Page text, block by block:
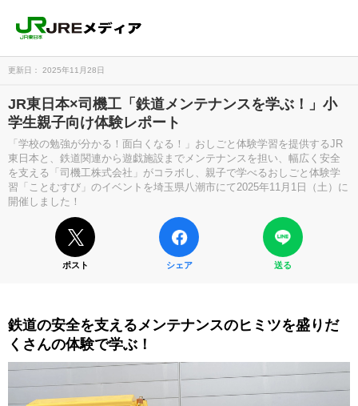
更新日： 2025年11月28日
JR東日本×司機工「鉄道メンテナンスを学ぶ！」小
学生親子向け体験レポート
「学校の勉強が分かる！面白くなる！」おしごと体験学習を提供するJR
東日本と、鉄道関連から遊戯施設までメンテナンスを担い、幅広く安全
を支える「司機工株式会社」がコラボし、親子で学べるおしごと体験学
習「ことむすび」のイベントを埼玉県八潮市にて2025年11月1日（土）に
開催しました！
ポスト シェア 送る
鉄道の安全を支えるメンテナンスのヒミツを盛りだ
くさんの体験で学ぶ！